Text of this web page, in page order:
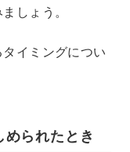
しょう。
イミングについ
められたとき